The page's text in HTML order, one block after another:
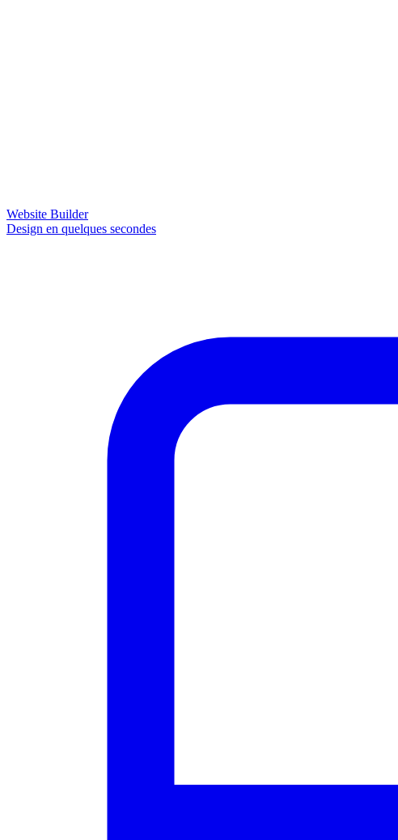
Website Builder
Design en quelques secondes